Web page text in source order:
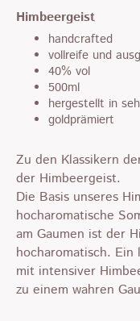
Himbeergeist
handcrafted
vollreife und
40% vol
500ml
hergestellt in
goldprämiert
Zu den Klassikern
der Himbeergeist.
Die Basis unseres
hocharomatische
am Gaumen ist der
hocharomatisch.
mit intensiver
zu einem wahren